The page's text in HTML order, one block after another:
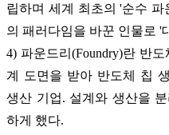
립하며 세계 최초의 '순수
의 패러다임을 바꾼 인물로 '
4) 파운드리(Foundry)란 반
계 도면을 받아 반도체 칩
생산 기업. 설계와 생산을
하게 했다.